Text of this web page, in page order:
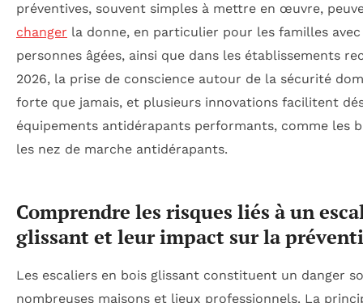
préventives, souvent simples à mettre en œuvre,
changer la donne, en particulier pour les familles
personnes âgées, ainsi que dans les établissements
2026, la prise de conscience autour de la sécurité
forte que jamais, et plusieurs innovations facilitent
équipements antidérapants performants, comme les
les nez de marche antidérapants.
Comprendre les risques liés à un
glissant et leur impact sur la
Les escaliers en bois glissant constituent un danger
nombreuses maisons et lieux professionnels. La